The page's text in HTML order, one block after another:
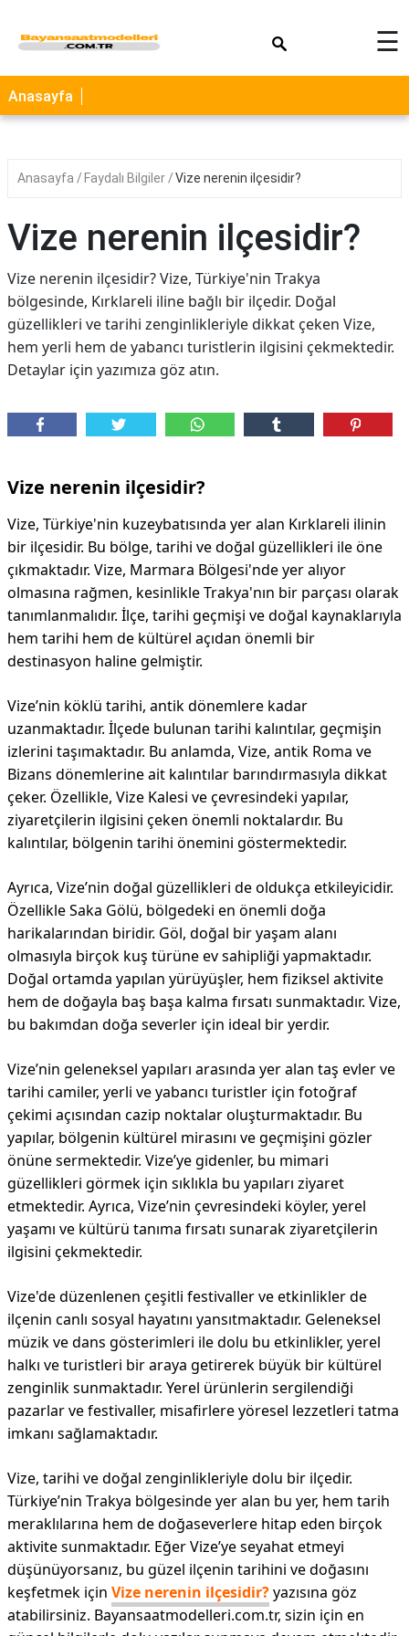
☰
Anasayfa
Anasayfa Faydalı Bilgiler Vize nerenin ilçesidir?
Vize nerenin ilçesidir?
Vize nerenin ilçesidir? Vize, Türkiye'nin Trakya
bölgesinde, Kırklareli iline bağlı bir ilçedir. Doğal
güzellikleri ve tarihi zenginlikleriyle dikkat çeken Vize,
hem yerli hem de yabancı turistlerin ilgisini çekmektedir.
Detaylar için yazımıza göz atın.
Vize nerenin ilçesidir?
Vize, Türkiye'nin kuzeybatısında yer alan Kırklareli ilinin
bir ilçesidir. Bu bölge, tarihi ve doğal güzellikleri ile öne
çıkmaktadır. Vize, Marmara Bölgesi'nde yer alıyor
olmasına rağmen, kesinlikle Trakya'nın bir parçası olarak
tanımlanmalıdır. İlçe, tarihi geçmişi ve doğal kaynaklarıyla
hem tarihi hem de kültürel açıdan önemli bir
destinasyon haline gelmiştir.
Vize’nin köklü tarihi, antik dönemlere kadar
uzanmaktadır. İlçede bulunan tarihi kalıntılar, geçmişin
izlerini taşımaktadır. Bu anlamda, Vize, antik Roma ve
Bizans dönemlerine ait kalıntılar barındırmasıyla dikkat
çeker. Özellikle, Vize Kalesi ve çevresindeki yapılar,
ziyaretçilerin ilgisini çeken önemli noktalardır. Bu
kalıntılar, bölgenin tarihi önemini göstermektedir.
Ayrıca, Vize’nin doğal güzellikleri de oldukça etkileyicidir.
Özellikle Saka Gölü, bölgedeki en önemli doğa
harikalarından biridir. Göl, doğal bir yaşam alanı
olmasıyla birçok kuş türüne ev sahipliği yapmaktadır.
Doğal ortamda yapılan yürüyüşler, hem fiziksel aktivite
hem de doğayla baş başa kalma fırsatı sunmaktadır. Vize,
bu bakımdan doğa severler için ideal bir yerdir.
Vize’nin geleneksel yapıları arasında yer alan taş evler ve
tarihi camiler, yerli ve yabancı turistler için fotoğraf
çekimi açısından cazip noktalar oluşturmaktadır. Bu
yapılar, bölgenin kültürel mirasını ve geçmişini gözler
önüne sermektedir. Vize’ye gidenler, bu mimari
güzellikleri görmek için sıklıkla bu yapıları ziyaret
etmektedir. Ayrıca, Vize’nin çevresindeki köyler, yerel
yaşamı ve kültürü tanıma fırsatı sunarak ziyaretçilerin
ilgisini çekmektedir.
Vize'de düzenlenen çeşitli festivaller ve etkinlikler de
ilçenin canlı sosyal hayatını yansıtmaktadır. Geleneksel
müzik ve dans gösterimleri ile dolu bu etkinlikler, yerel
halkı ve turistleri bir araya getirerek büyük bir kültürel
zenginlik sunmaktadır. Yerel ürünlerin sergilendiği
pazarlar ve festivaller, misafirlere yöresel lezzetleri tatma
imkanı sağlamaktadır.
Vize, tarihi ve doğal zenginlikleriyle dolu bir ilçedir.
Türkiye’nin Trakya bölgesinde yer alan bu yer, hem tarih
meraklılarına hem de doğaseverlere hitap eden birçok
aktivite sunmaktadır. Eğer Vize’ye seyahat etmeyi
düşünüyorsanız, bu güzel ilçenin tarihini ve doğasını
keşfetmek için Vize nerenin ilçesidir?yazısına göz
atabilirsiniz. Bayansaatmodelleri.com.tr, sizin için en